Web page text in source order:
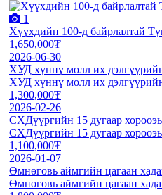
1
Хүүхдийн 100-д байрлалтай
1,650,000₮
2026-06-30
ХУД хүннү молл их
ХУД хүннү молл их
1,300,000₮
2026-02-26
СХДүүргийн 15 дугаар
СХДүүргийн 15 дугаар
1,100,000₮
2026-01-07
Өмнөговь аймгийн цагаан
Өмнөговь аймгийн цагаан